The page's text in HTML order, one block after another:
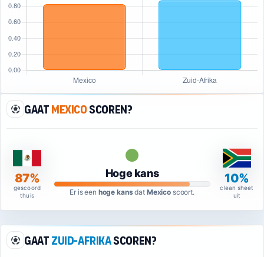
GaatMexicoscoren?
87%
gescoord
thuis
Hoge kans
Er is een hoge kansdat Mexicoscoort.
10%
clean sheet
uit
GaatZuid-Afrikascoren?